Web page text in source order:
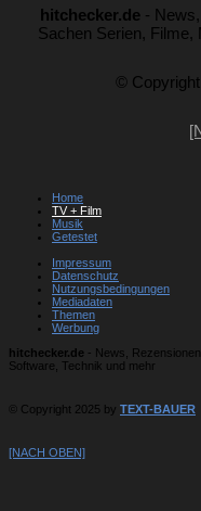
hitchecker.de -
Sachen Serien, Filme,
©
Home
TV + Film
Musik
Getestet
Impressum
Datenschutz
Nutzungsbedingungen
Mediadaten
Themen
Werbung
hitchecker.de - News,
Software, Technik und mehr
© Copyright 2025 by TEXT-BAUER
[NACH OBEN]